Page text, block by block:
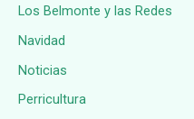
Los Belmonte y las Redes
Navidad
Noticias
Perricultura